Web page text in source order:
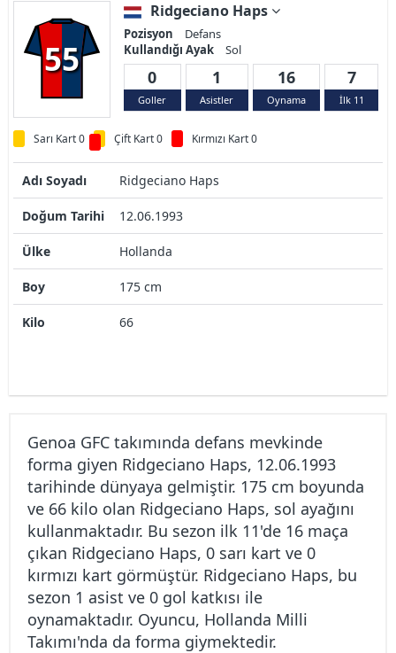
55
Ridgeciano Haps
Pozisyon
Defans
Kullandığı Ayak
Sol
0
Goller
1
Asistler
16
Oynama
7
İlk 11
Sarı Kart 0 Çift Kart 0 Kırmızı Kart 0
Adı Soyadı Ridgeciano Haps
Doğum Tarihi 12.06.1993
Ülke Hollanda
Boy 175 cm
Kilo 66
Genoa GFC takımında defans mevkinde
forma giyen Ridgeciano Haps, 12.06.1993
tarihinde dünyaya gelmiştir. 175 cm boyunda
ve 66 kilo olan Ridgeciano Haps, sol ayağını
kullanmaktadır. Bu sezon ilk 11'de 16 maça
çıkan Ridgeciano Haps, 0 sarı kart ve 0
kırmızı kart görmüştür. Ridgeciano Haps, bu
sezon 1 asist ve 0 gol katkısı ile
oynamaktadır. Oyuncu, Hollanda Milli
Takımı'nda da forma giymektedir.